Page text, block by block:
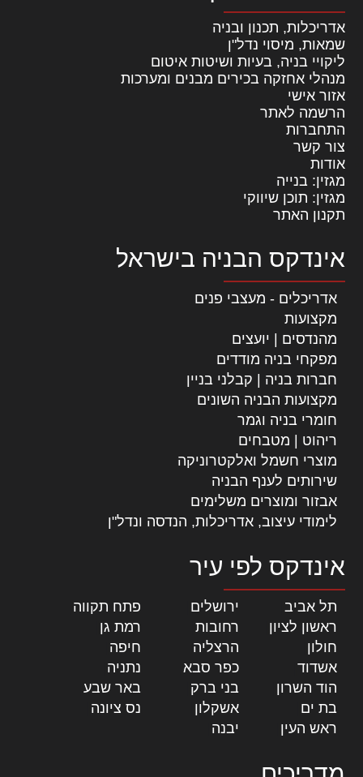
אדריכלות, תכנון ובניה
שמאות, מיסוי נדל"ן
ליקויי בניה, בעיות ושיטות איטום
מנהלי אחזקה בכירים מבנים ומערכות
אזור אישי
הרשמה לאתר
התחברות
צור קשר
אודות
מגזין: בנייה
מגזין: תוכן שיווקי
תקנון האתר
אינדקס הבניה בישראל
אדריכלים - מעצבי פנים
מקצועות
מהנדסים | יועצים
מפקחי בניה מודדים
חברות בניה | קבלני בניין
מקצועות הבניה השונים
חומרי בניה וגמר
ריהוט | מטבחים
מוצרי חשמל ואלקטרוניקה
שירותים לענף הבניה
אבזור ומוצרים משלימים
לימודי עיצוב, אדריכלות, הנדסה ונדל"ן
אינדקס לפי עיר
תל אביב ירושלים פתח תקווה
ראשון לציון
רחובות רמת גן
חולון
הרצליה חיפה
אשדוד
כפר סבא נתניה
הוד השרון
בני ברק באר שבע
בת ים
אשקלון נס ציונה
ראש העין
יבנה